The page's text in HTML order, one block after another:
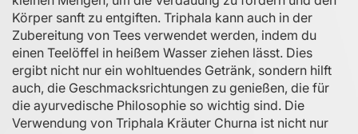
Körper sanft zu entgiften. Triphala kann auch in der
Zubereitung von Tees verwendet werden, indem du
einen Teelöffel in heißem Wasser ziehen lässt. Dies
ergibt nicht nur ein wohltuendes Getränk, sondern hilft
auch, die Geschmacksrichtungen zu genießen, die für
die ayurvedische Philosophie so wichtig sind. Die
Verwendung von Triphala Kräuter Churna ist nicht nur